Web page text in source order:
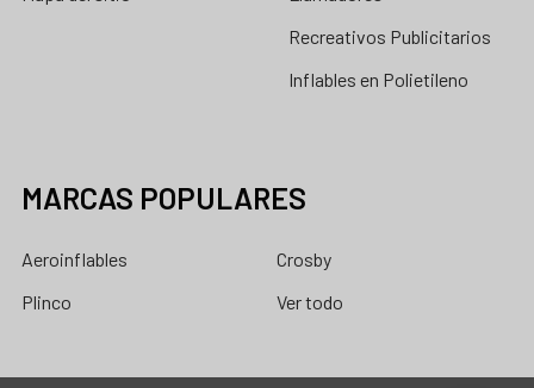
Recreativos Publicitarios
Inflables en Polietileno
MARCAS POPULARES
Aeroinflables
Plinco
Crosby
Ver todo